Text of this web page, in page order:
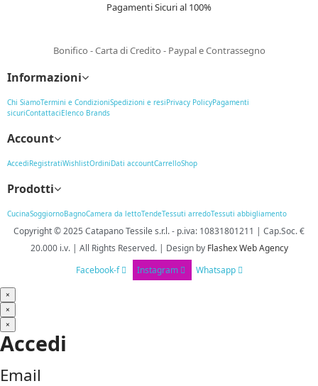
Pagamenti Sicuri al 100%
Bonifico - Carta di Credito - Paypal e Contrassegno
Informazioni
Chi SiamoTermini e CondizioniSpedizioni e resiPrivacy PolicyPagamenti
sicuriContattaciElenco Brands
Account
AccediRegistratiWishlistOrdiniDati accountCarrelloShop
Prodotti
CucinaSoggiornoBagnoCamera da lettoTendeTessuti arredoTessuti abbigliamento
Copyright © 2025 Catapano Tessile s.r.l.- p.iva: 10831801211 | Cap.Soc. €
20.000 i.v. | All Rights Reserved. | Designby Flashex Web Agency
Facebook-f
Instagram Whatsapp
×
×
×
Accedi
Email